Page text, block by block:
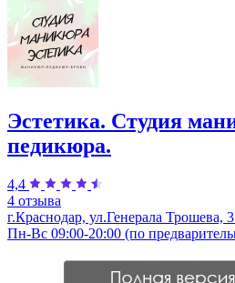
Эстетика. Студия
педикюра.
4,4
4 отзыва
г.Краснодар, ул.Генерала Трошева,
Пн-Вс 09:00-20:00 (по